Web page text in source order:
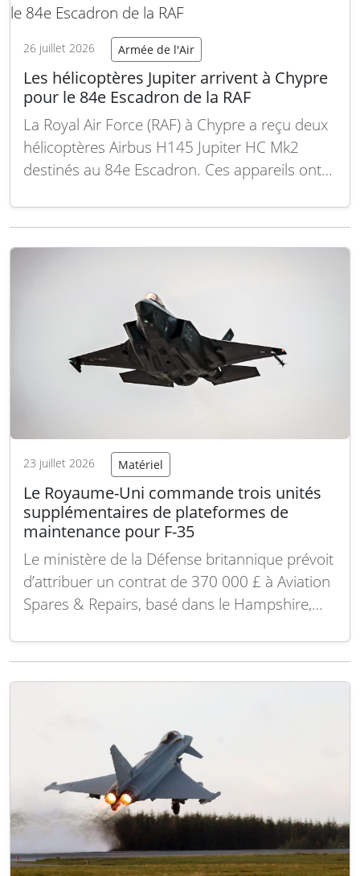
l’aéroport de Manchester. Dans la nuit…
26 juillet 2026 Armée de l'Air
Les hélicoptères Jupiter arrivent à Chypre
pour le 84e Escadron de la RAF
La Royal Air Force (RAF) à Chypre a reçu deux
hélicoptères Airbus H145 Jupiter HC Mk2
destinés au 84e Escadron. Ces appareils ont
ministère de la Défense (MOD) d’une valeur de
23 juillet 2026 Matériel
Le Royaume-Uni commande trois unités
supplémentaires de plateformes de
maintenance pour F-35
Le ministère de la Défense britannique prévoit
d’attribuer un contrat de 370 000 £ à Aviation
Spares & Repairs, basé dans le Hampshire,
supplémentaires de plateformes de